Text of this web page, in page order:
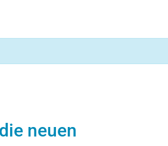
neuen